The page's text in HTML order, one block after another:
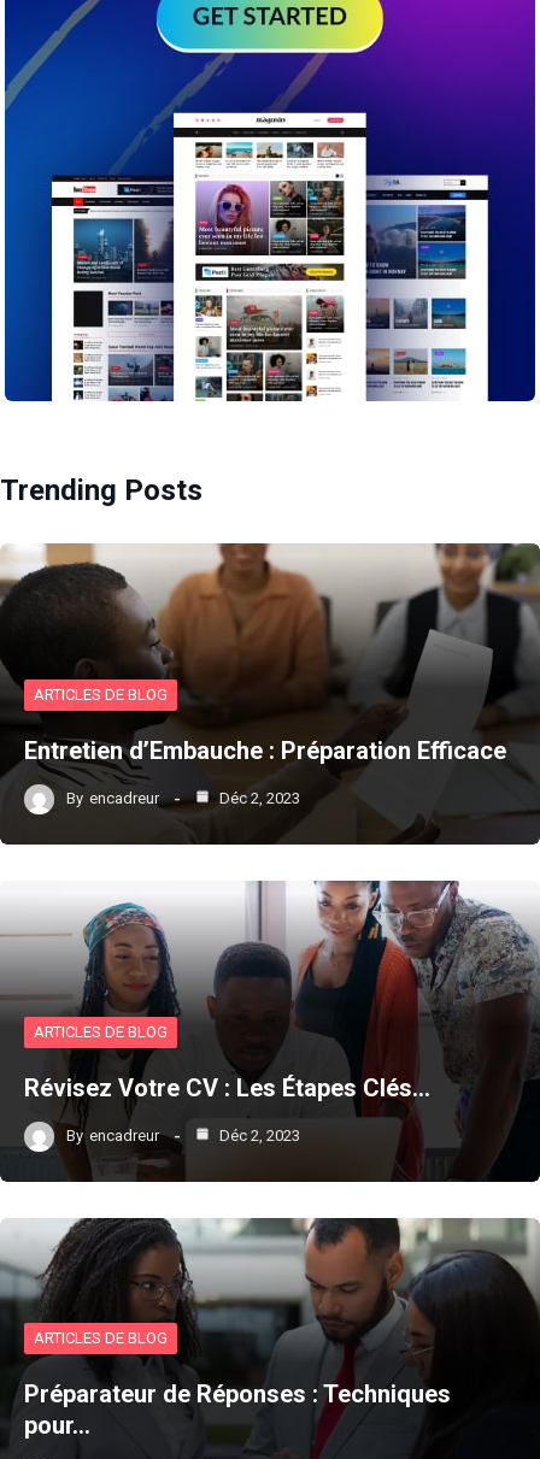
Trending Posts
ARTICLES DE BLOG
Entretien d’Embauche : Préparation Efficace
By encadreur Déc 2, 2023
ARTICLES DE BLOG
Révisez Votre CV : Les Étapes Clés…
By encadreur Déc 2, 2023
ARTICLES DE BLOG
Préparateur de Réponses : Techniques
pour…